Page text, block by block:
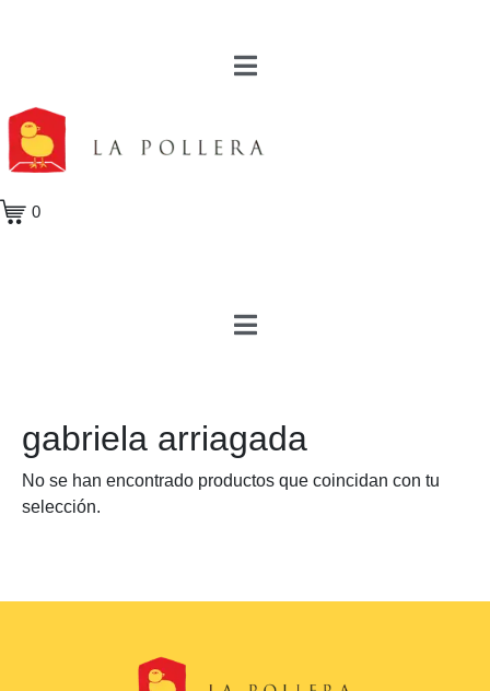
0
gabriela arriagada
No se han encontrado productos que coincidan con tu
selección.